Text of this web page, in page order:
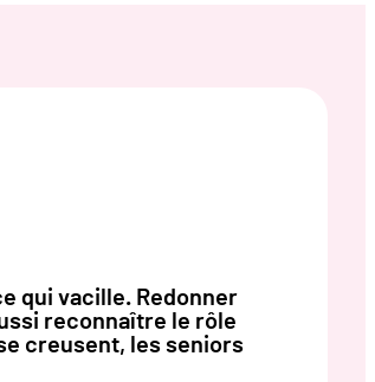
qui vacille. Redonner
reconnaître le rôle
creusent, les seniors